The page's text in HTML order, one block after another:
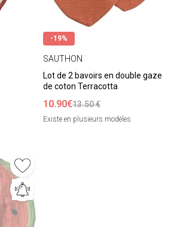
-19%
SAUTHON
Lot de 2 bavoirs en double gaze
de coton Terracotta
10.90€13.50 €
Existe en plusieurs modèles